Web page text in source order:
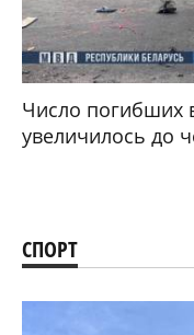
Число погибших
увеличилось до
СПОРТ